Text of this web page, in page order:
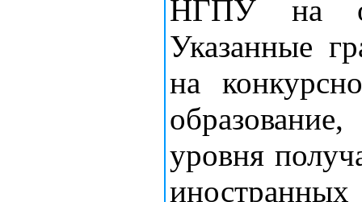
НГПУ на
Указанные
на
уровня